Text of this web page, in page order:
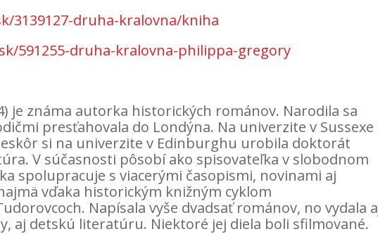
3139127-druha-kralovna/kniha
591255-druha-kralovna-philippa-gregory
je známa autorka historických románov. Narodila sa
presťahovala do Londýna. Na univerzite v Sussexe
si na univerzite v Edinburghu urobila doktorát
V súčasnosti pôsobí ako spisovateľka v slobodnom
spolupracuje s viacerými časopismi, novinami aj
vďaka historickým knižným cyklom
Napísala vyše dvadsať románov, no vydala
aj detskú literatúru. Niektoré jej diela boli sfilmované.